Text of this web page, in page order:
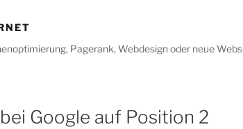
Pagerank, Webdesign oder neue
Google auf Position 2